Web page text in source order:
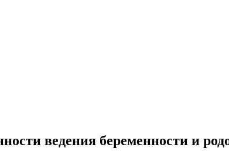
ведения беременности и